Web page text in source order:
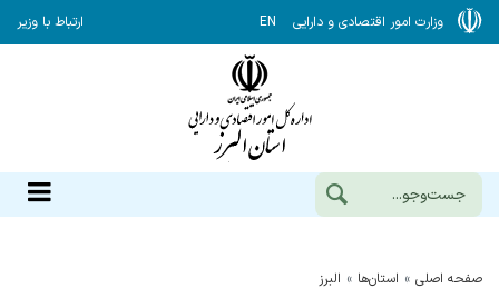
وزارت امور اقتصادی و دارایی EN ارتباط با وزیر
صفحه اصلی استان‌ها البرز